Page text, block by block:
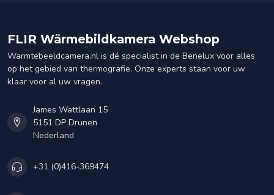
FLIR Wärmebildkamera Webshop
Warmtebeeldcamera.nl is dé specialist in de Benelux voor alles
op het gebied van thermografie. Onze experts staan voor uw
klaar voor al uw vragen.
James Wattlaan 15
5151 DP Drunen
Nederland
+31 (0)416-369474